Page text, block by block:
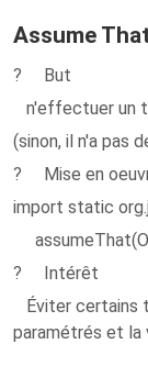
Assume
? But
n'effectuer un
(sinon, il n'a pas
? Mise en
import static
? Intérêt
Éviter certains
paramétrés et la